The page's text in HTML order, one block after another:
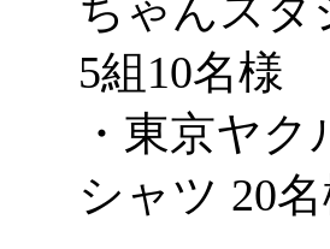
ちゃんスタ
5組10名様
・東京ヤ
シャツ 20